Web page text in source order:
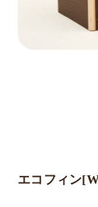
エコフィン